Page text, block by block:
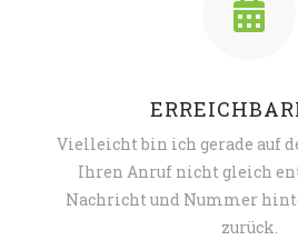
Vielleicht bin ich gerade auf
Ihren Anruf nicht gleich
Nachricht und Nummer
zurück.